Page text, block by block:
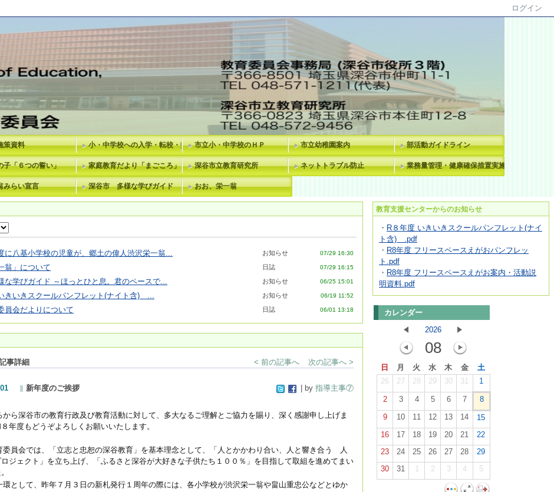
ログイン
策資料 小・中学校への入学・転校・指定校変更等市立小・中学校のＨＰ 市立幼稚園案内 部活動ガイドライン
子「６つの誓い」 家庭教育だより「まごころ」 深谷市立教育研究所 ネットトラブル防止 業務量管理・健康確保措置実施計画
みらい宣言 深谷市 多様な学びガイド おお、栄一翁
八基小学校の児童が、郷土の偉人渋沢栄一翁... お知らせ 07/29 16:30
翁」について 日誌 07/29 16:15
学びガイド ～ほっとひと息。君のペースで... お知らせ 06/25 15:01
きいきスクールパンフレット(ナイト含) ... お知らせ 06/19 11:52
員会だよりについて 日誌 06/01 13:18
詳細 < 前の記事へ 次の記事へ >
新年度のご挨拶 | by 指導主事⑦
から深谷市の教育行政及び教育活動に対して、多大なるご理解とご協力を賜り、深く感謝申し上げま
年度もどうぞよろしくお願いいたします。
委員会では、「立志と忠恕の深谷教育」を基本理念として、「人とかかわり合い、人と響き合う 人
ジェクト」を立ち上げ、「ふるさと深谷が大好きな子供たち１００％」を目指して取組を進めてまい
環として、昨年７月３日の新札発行１周年の際には、各小学校が渋沢栄一翁や畠山重忠公などとゆか
教育支援センターからのお知らせ
・ R８年度 いきいきスクールパンフレット(ナイ
ト含) .pdf
・ R8年度 フリースペースえがおパンフレッ
ト.pdf
・ R8年度 フリースペースえがお案内・活動説
明資料.pdf
カレンダー
2026
08
日 月 火 水 木 金
土
26
27 28 29 30 31 1
2 3 4 5 6 7
8
9
10 11 12 13 14
15
16
17 18 19 20 21
22
23
24 25 26 27 28
29
30
31 1 2 3 4 5